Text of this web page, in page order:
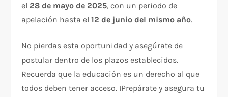
el 28 de mayo de 2025, con un periodo de
apelación hasta el12 de junio del mismo año.
No pierdas esta oportunidad y asegúrate de
postular dentro de los plazos establecidos.
Recuerda que la educación es un derecho al que
todos deben tener acceso. ¡Prepárate y asegura tu